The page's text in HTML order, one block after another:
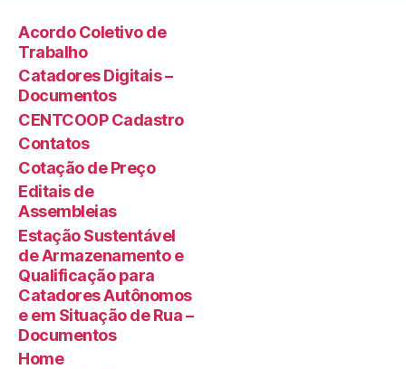
Acordo Coletivo de
Trabalho
Catadores Digitais –
Documentos
CENTCOOP Cadastro
Contatos
Cotação de Preço
Editais de
Assembleias
Estação Sustentável
de Armazenamento e
Qualificação para
Catadores Autônomos
e em Situação de Rua –
Documentos
Home